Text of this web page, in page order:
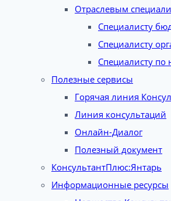
Отраслевым
Специалисту
Специалисту
Специалисту по
Полезные сервисы
Горячая линия
Линия консультаций
Онлайн-Диалог
Полезный документ
КонсультантПлюс:Янтарь
Информационные ресурсы